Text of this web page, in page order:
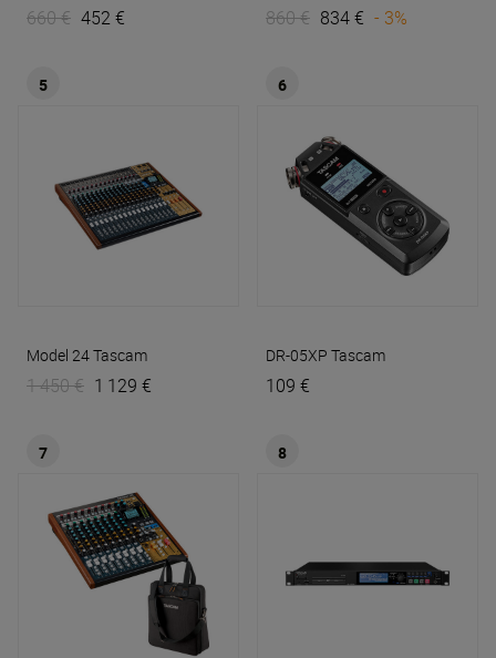
660 € 452 € 860 € 834 € - 3%
5
Model 24Tascam
1 450 € 1 129 €
6
DR-05XP Tascam
109 €
7 8